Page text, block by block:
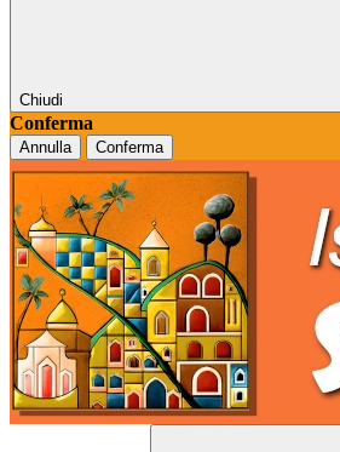
Chiudi
Conferma
Annulla Conferma